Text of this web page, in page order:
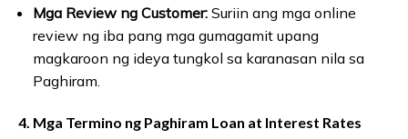
Mga Review ng Customer:Suriin ang mga online
review ng iba pang mga gumagamit upang
magkaroon ng ideya tungkol sa karanasan nila sa
Paghiram.
4. Mga Termino ng Paghiram Loan at Interest Rates